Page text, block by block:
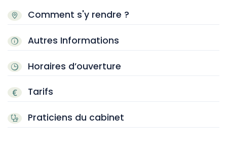
Comment s'y rendre ?
Autres Informations
Horaires d’ouverture
Tarifs
Praticiens du cabinet